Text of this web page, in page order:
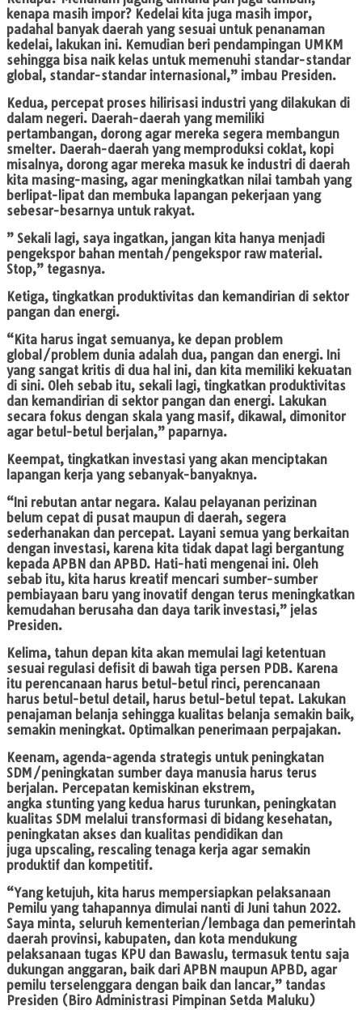
kenapa masih impor? Kedelai kita juga masih impor,
padahal banyak daerah yang sesuai untuk penanaman
kedelai, lakukan ini. Kemudian beri pendampingan UMKM
sehingga bisa naik kelas untuk memenuhi standar-standar
global, standar-standar internasional,” imbau Presiden.
Kedua, percepat proses hilirisasi industri yang dilakukan di
dalam negeri. Daerah-daerah yang memiliki
pertambangan, dorong agar mereka segera membangun
smelter. Daerah-daerah yang memproduksi coklat, kopi
misalnya, dorong agar mereka masuk ke industri di daerah
kita masing-masing, agar meningkatkan nilai tambah yang
berlipat-lipat dan membuka lapangan pekerjaan yang
sebesar-besarnya untuk rakyat.
” Sekali lagi, saya ingatkan, jangan kita hanya menjadi
pengekspor bahan mentah/pengekspor raw material.
Stop,” tegasnya.
Ketiga, tingkatkan produktivitas dan kemandirian di sektor
pangan dan energi.
“Kita harus ingat semuanya, ke depan problem
global/problem dunia adalah dua, pangan dan energi. Ini
yang sangat kritis di dua hal ini, dan kita memiliki kekuatan
di sini. Oleh sebab itu, sekali lagi, tingkatkan produktivitas
dan kemandirian di sektor pangan dan energi. Lakukan
secara fokus dengan skala yang masif, dikawal, dimonitor
agar betul-betul berjalan,” paparnya.
Keempat, tingkatkan investasi yang akan menciptakan
lapangan kerja yang sebanyak-banyaknya.
“Ini rebutan antar negara. Kalau pelayanan perizinan
belum cepat di pusat maupun di daerah, segera
sederhanakan dan percepat. Layani semua yang berkaitan
dengan investasi, karena kita tidak dapat lagi bergantung
kepada APBN dan APBD. Hati-hati mengenai ini. Oleh
sebab itu, kita harus kreatif mencari sumber-sumber
pembiayaan baru yang inovatif dengan terus meningkatkan
kemudahan berusaha dan daya tarik investasi,” jelas
Presiden.
Kelima, tahun depan kita akan memulai lagi ketentuan
sesuai regulasi defisit di bawah tiga persen PDB. Karena
itu perencanaan harus betul-betul rinci, perencanaan
harus betul-betul detail, harus betul-betul tepat. Lakukan
penajaman belanja sehingga kualitas belanja semakin baik,
semakin meningkat. Optimalkan penerimaan perpajakan.
Keenam, agenda-agenda strategis untuk peningkatan
SDM/peningkatan sumber daya manusia harus terus
berjalan. Percepatan kemiskinan ekstrem,
angka stunting yang kedua harus turunkan, peningkatan
kualitas SDM melalui transformasi di bidang kesehatan,
peningkatan akses dan kualitas pendidikan dan
juga upscaling, rescaling tenaga kerja agar semakin
produktif dan kompetitif.
“Yang ketujuh, kita harus mempersiapkan pelaksanaan
Pemilu yang tahapannya dimulai nanti di Juni tahun 2022.
Saya minta, seluruh kementerian/lembaga dan pemerintah
daerah provinsi, kabupaten, dan kota mendukung
pelaksanaan tugas KPU dan Bawaslu, termasuk tentu saja
dukungan anggaran, baik dari APBN maupun APBD, agar
pemilu terselenggara dengan baik dan lancar,” tandas
Presiden (Biro Administrasi Pimpinan Setda Maluku)